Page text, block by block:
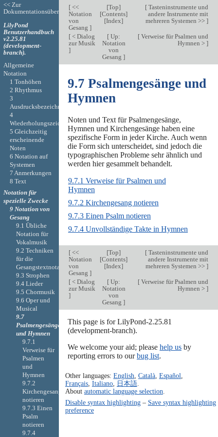
[<<
Notation
von
Gesang ]
[Top]
[Contents]
[Index]
[Tasteninstrumente und
andere Instrumente mit
mehreren Systemen >> ]
[< Dialog
zur Musik
]
[ Up:
Notation
von
Gesang]
[Verweise für Psalmen und
Hymnen > ]
9.7 Psalmengesänge und
Hymnen
Noten und Text für Psalmengesänge,
Hymnen und Kirchengesänge haben eine
spezifische Form in jeder Kirche. Auch wenn
die Form sich unterscheidet, sind jedoch die
typographischen Probleme sehr ähnlich und
werden hier gesammelt behandelt.
9.7.1 Verweise für Psalmen und
Hymnen
9.7.2 Kirchengesang notieren
9.7.3 Einen Psalm notieren
9.7.4 Unvollständige Takte in Hymnen
[<<
Notation
von
Gesang ]
[Top]
[Contents]
[Index]
[Tasteninstrumente und
andere Instrumente mit
mehreren Systemen >> ]
[< Dialog
zur Musik
]
[ Up:
Notation
von
Gesang]
[Verweise für Psalmen und
Hymnen > ]
This page is for LilyPond-2.25.81
(development-branch).
We welcome your aid; please help usby
reporting errors to ourbug list.
Other languages: English Català, Español
Français, Italiano, 日本語.
About automatic language selection
Disable syntax highlighting– Save syntax highlighting
preference
<< Zur
Dokumentationsübersicht
LilyPond
Benutzerhandbuch
v2.25.81
(development-
branch).
Allgemeine
Notation
1 Tonhöhen
2 Rhythmus
3
Ausdrucksbezeichnungen
4
Wiederholungszeichen
5 Gleichzeitig
erscheinende
Noten
6 Notation auf
Systemen
7 Anmerkungen
8 Text
Notation für
spezielle Zwecke
9 Notation von
Gesang
9.1 Übliche
Notation für
Vokalmusik
9.2 Techniken
für die
Gesangstextnotation
9.3 Strophen
9.4 Lieder
9.5 Chormusik
9.6 Oper und
Musical
9.7
Psalmengesänge
und Hymnen
9.7.1
Verweise für
Psalmen
und
Hymnen
9.7.2
Kirchengesang
notieren
9.7.3 Einen
Psalm
notieren
9.7.4